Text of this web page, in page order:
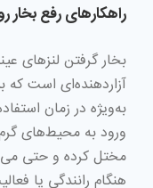
راهکارهای رفع بخار
بخار گرفتن لنزهای
آزاردهنده‌ای است که
به‌ویژه در زمان
ورود به محیط‌های گرم
مختل کرده و حتی
هنگام رانندگی یا